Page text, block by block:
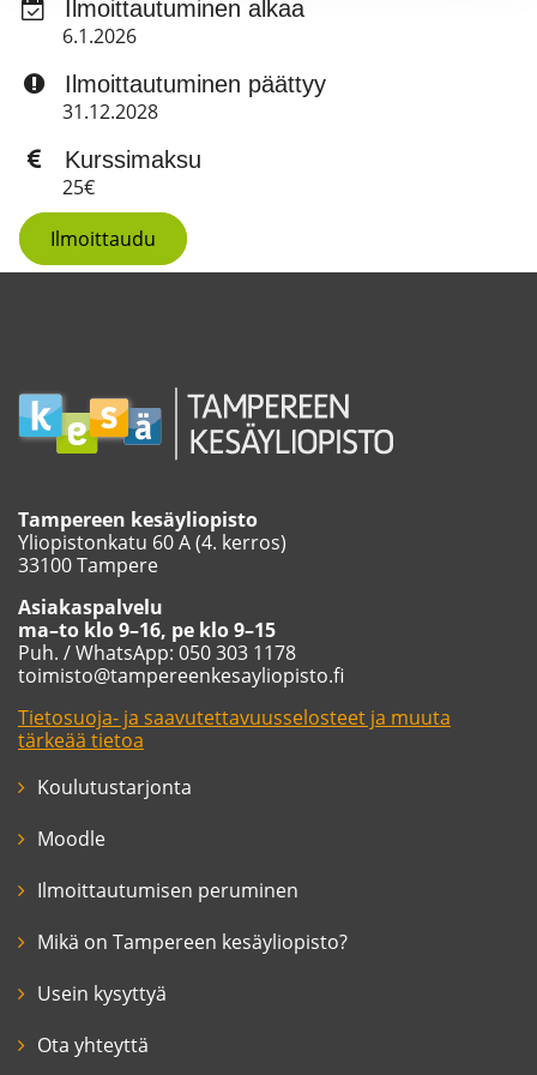
Ilmoittautuminen alkaa
6.1.2026
Ilmoittautuminen päättyy
31.12.2028
Kurssimaksu
25€
Ilmoittaudu
Tampereen kesäyliopisto
Yliopistonkatu 60 A (4. kerros)
33100 Tampere
Asiakaspalvelu
ma–to klo 9–16, pe klo 9–15
Puh. / WhatsApp: 050 303 1178
toimisto@tampereenkesayliopisto.fi
Tietosuoja- ja saavutettavuusselosteet ja muuta
tärkeää tietoa
Koulutustarjonta
Moodle
Ilmoittautumisen peruminen
Mikä on Tampereen kesäyliopisto?
Usein kysyttyä
Ota yhteyttä